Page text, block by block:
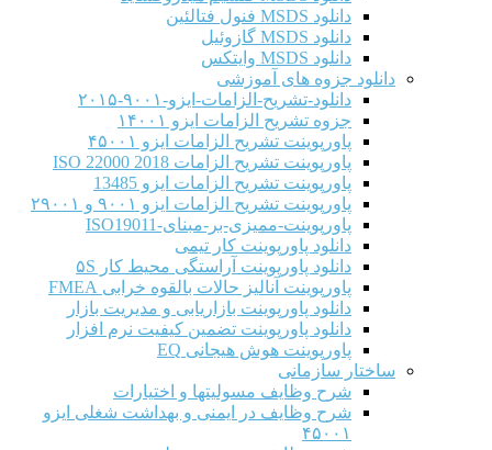
دانلود MSDS فنول فتالئین
دانلود MSDS گازوئیل
دانلود MSDS وایتکس
دانلود جزوه های آموزشی
دانلود-تشریح-الزامات-ایزو-۹۰۰۱-۲۰۱۵
جزوه تشریح الزامات ایزو ۱۴۰۰۱
پاورپوینت تشریح الزامات ایزو ۴۵۰۰۱
پاورپوینت تشریح الزامات ISO 22000 2018
پاورپوینت تشریح الزامات ایزو 13485
پاورپوینت تشریح الزامات ایزو ۹۰۰۱ و ۲۹۰۰۱
پاورپوینت-ممیزی-بر-مبنای-ISO19011
دانلود پاورپوینت کار تیمی
دانلود پاورپوینت آراستگی محیط کار ۵S
پاورپوینت آنالیز حالات بالقوه خرابی FMEA
دانلود پاورپوینت بازاریابی و مدیریت بازار
دانلود پاورپوینت تضمین کیفیت نرم افزار
پاورپوینت هوش هیجانی EQ
ساختار سازمانی
شرح وظايف مسوليتها و اختيارات
شرح وظایف در ایمنی و بهداشت شغلی ایزو
۴۵۰۰۱